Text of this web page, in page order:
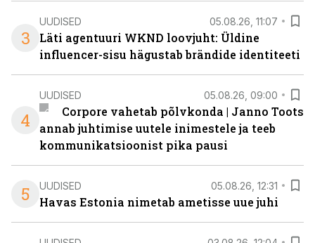
3
UUDISED 05.08.26, 11:07
Läti agentuuri WKND loovjuht: Üldine
influencer-sisu hägustab brändide identiteeti
4
UUDISED 05.08.26, 09:00
Corpore vahetab põlvkonda | Janno Toots
annab juhtimise uutele inimestele ja teeb
kommunikatsioonist pika pausi
5 UUDISED 05.08.26, 12:31
Havas Estonia nimetab ametisse uue juhi